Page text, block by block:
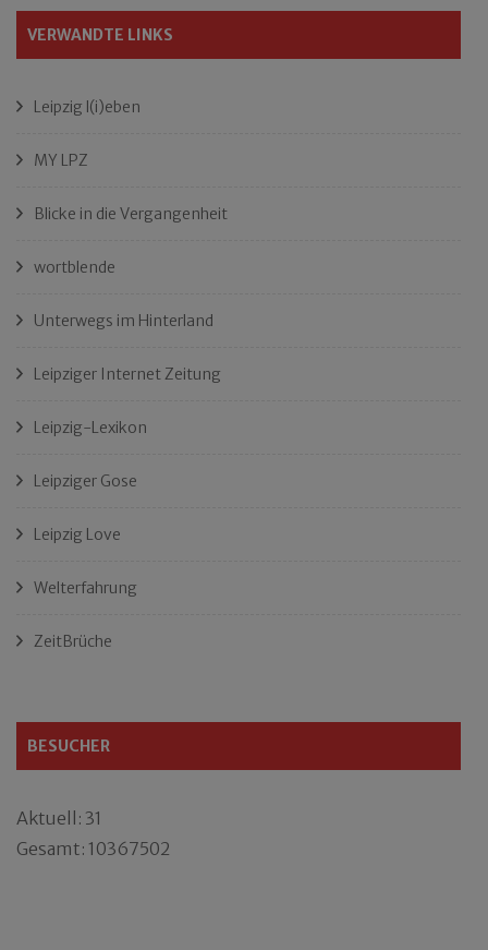
VERWANDTE LINKS
Leipzig l(i)eben
MY LPZ
Blicke in die Vergangenheit
wortblende
Unterwegs im Hinterland
Leipziger Internet Zeitung
Leipzig-Lexikon
Leipziger Gose
Leipzig Love
Welterfahrung
ZeitBrüche
BESUCHER
Aktuell: 31
Gesamt: 10367502